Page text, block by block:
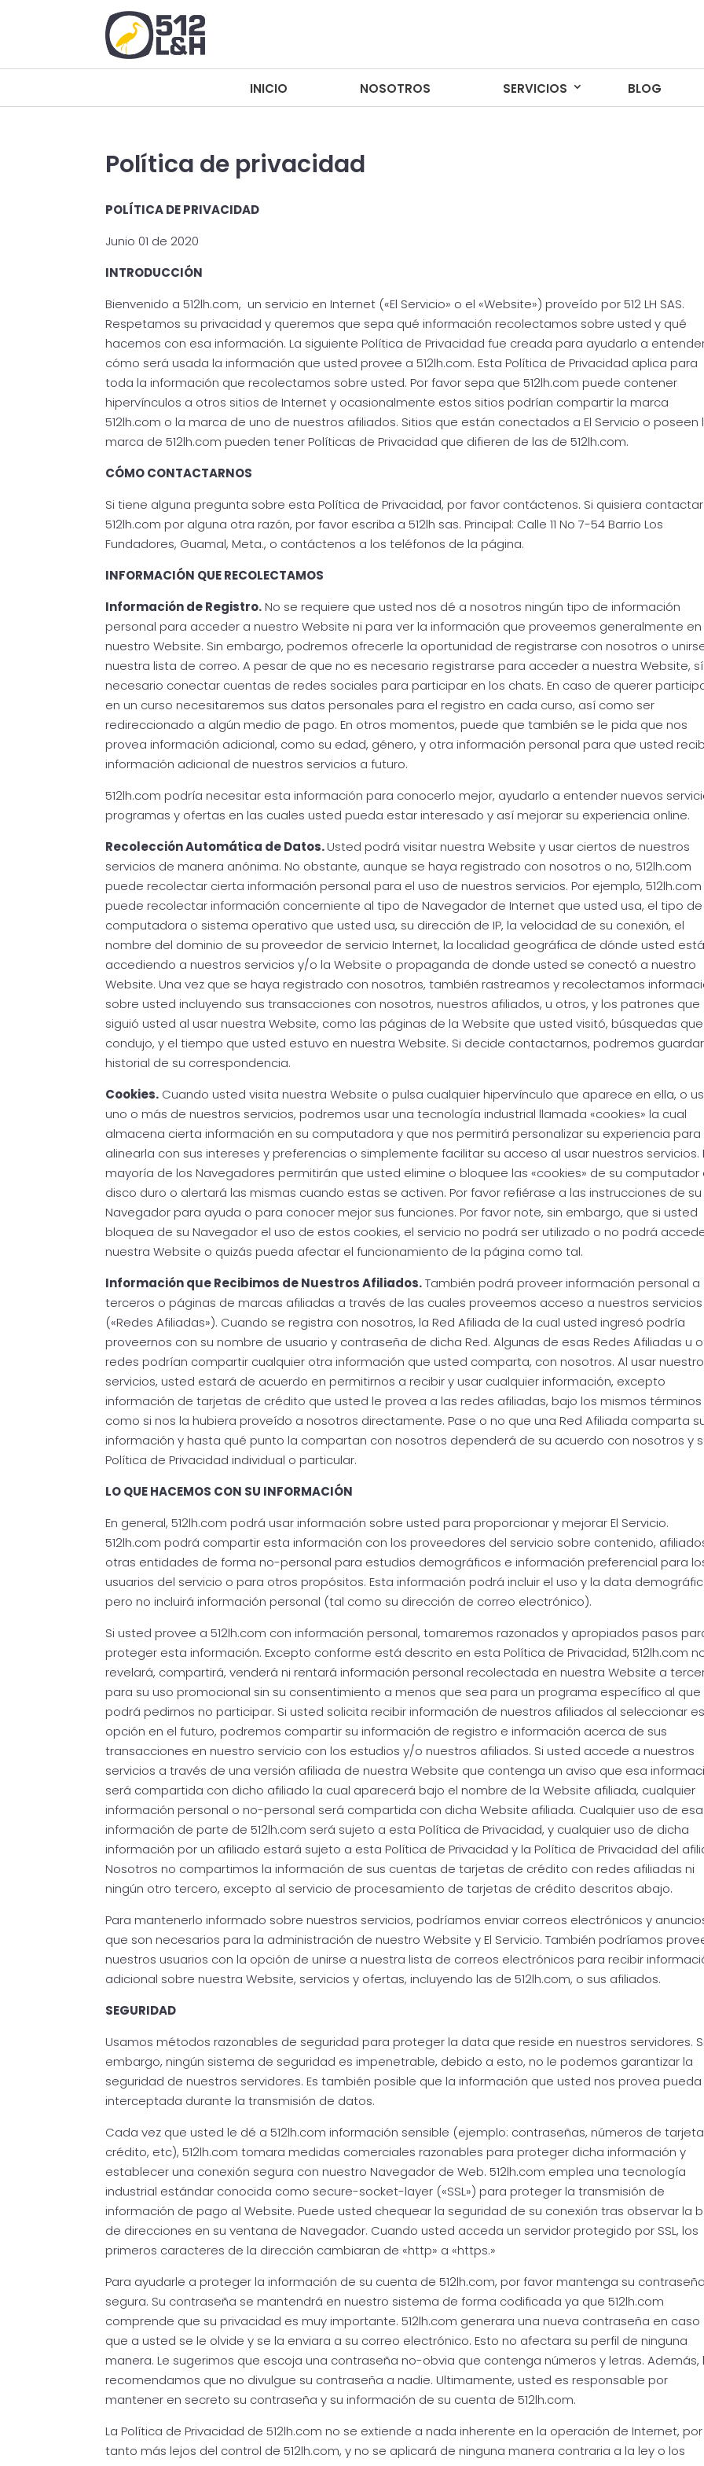
INICIO NOSOTROS SERVICIOS BLOG
INICIO NOSOTROS SERVICIOS BLOG
Política de privacidad
POLÍTICA DE PRIVACIDAD
Junio 01 de 2020
INTRODUCCIÓN
Bienvenido a 512lh.com, un servicio en Internet («El Servicio» o el «Website») proveído por 512 LH SAS.
Respetamos su privacidad y queremos que sepa qué información recolectamos sobre usted y qué
hacemos con esa información. La siguiente Política de Privacidad fue creada para ayudarlo a
cómo será usada la información que usted provee a 512lh.com. Esta Política de Privacidad aplica para
toda la información que recolectamos sobre usted. Por favor sepa que 512lh.com puede contener
hipervínculos a otros sitios de Internet y ocasionalmente estos sitios podrían compartir la marca
512lh.com o la marca de uno de nuestros afiliados. Sitios que están conectados a El Servicio o poseen
marca de 512lh.com pueden tener Políticas de Privacidad que difieren de las de 512lh.com.
CÓMO CONTACTARNOS
Si tiene alguna pregunta sobre esta Política de Privacidad, por favor contáctenos. Si quisiera
512lh.com por alguna otra razón, por favor escriba a 512lh sas. Principal: Calle 11 No 7-54 Barrio Los
Fundadores, Guamal, Meta., o contáctenos a los teléfonos de la página.
INFORMACIÓN QUE RECOLECTAMOS
Información de Registro.No se requiere que usted nos dé a nosotros ningún tipo de información
personal para acceder a nuestro Website ni para ver la información que proveemos generalmente en
nuestro Website. Sin embargo, podremos ofrecerle la oportunidad de registrarse con nosotros o
nuestra lista de correo. A pesar de que no es necesario registrarse para acceder a nuestra Website,
necesario conectar cuentas de redes sociales para participar en los chats. En caso de querer
en un curso necesitaremos sus datos personales para el registro en cada curso, así como ser
redireccionado a algún medio de pago. En otros momentos, puede que también se le pida que nos
provea información adicional, como su edad, género, y otra información personal para que usted
información adicional de nuestros servicios a futuro.
512lh.com podría necesitar esta información para conocerlo mejor, ayudarlo a entender nuevos
programas y ofertas en las cuales usted pueda estar interesado y así mejorar su experiencia online.
Recolección Automática de Datos.Usted podrá visitar nuestra Website y usar ciertos de nuestros
servicios de manera anónima. No obstante, aunque se haya registrado con nosotros o no, 512lh.com
puede recolectar cierta información personal para el uso de nuestros servicios. Por ejemplo, 512lh.com
puede recolectar información concerniente al tipo de Navegador de Internet que usted usa, el tipo de
computadora o sistema operativo que usted usa, su dirección de IP, la velocidad de su conexión, el
nombre del dominio de su proveedor de servicio Internet, la localidad geográfica de dónde usted está
accediendo a nuestros servicios y/o la Website o propaganda de donde usted se conectó a nuestro
Website. Una vez que se haya registrado con nosotros, también rastreamos y recolectamos
sobre usted incluyendo sus transacciones con nosotros, nuestros afiliados, u otros, y los patrones que
siguió usted al usar nuestra Website, como las páginas de la Website que usted visitó, búsquedas que
condujo, y el tiempo que usted estuvo en nuestra Website. Si decide contactarnos, podremos
historial de su correspondencia.
Cookies. Cuando usted visita nuestra Website o pulsa cualquier hipervínculo que aparece en ella, o
uno o más de nuestros servicios, podremos usar una tecnología industrial llamada «cookies» la cual
almacena cierta información en su computadora y que nos permitirá personalizar su experiencia para
alinearla con sus intereses y preferencias o simplemente facilitar su acceso al usar nuestros servicios.
mayoría de los Navegadores permitirán que usted elimine o bloquee las «cookies» de su computador
disco duro o alertará las mismas cuando estas se activen. Por favor refiérase a las instrucciones de su
Navegador para ayuda o para conocer mejor sus funciones. Por favor note, sin embargo, que si usted
bloquea de su Navegador el uso de estos cookies, el servicio no podrá ser utilizado o no podrá
nuestra Website o quizás pueda afectar el funcionamiento de la página como tal.
Información que Recibimos de Nuestros Afiliados.También podrá proveer información personal a
terceros o páginas de marcas afiliadas a través de las cuales proveemos acceso a nuestros servicios
(«Redes Afiliadas»). Cuando se registra con nosotros, la Red Afiliada de la cual usted ingresó podría
proveernos con su nombre de usuario y contraseña de dicha Red. Algunas de esas Redes Afiliadas u
redes podrían compartir cualquier otra información que usted comparta, con nosotros. Al usar
servicios, usted estará de acuerdo en permitirnos a recibir y usar cualquier información, excepto
información de tarjetas de crédito que usted le provea a las redes afiliadas, bajo los mismos términos
como si nos la hubiera proveído a nosotros directamente. Pase o no que una Red Afiliada comparta
información y hasta qué punto la compartan con nosotros dependerá de su acuerdo con nosotros y
Política de Privacidad individual o particular.
LO QUE HACEMOS CON SU INFORMACIÓN
En general, 512lh.com podrá usar información sobre usted para proporcionar y mejorar El Servicio.
512lh.com podrá compartir esta información con los proveedores del servicio sobre contenido,
otras entidades de forma no-personal para estudios demográficos e información preferencial para
usuarios del servicio o para otros propósitos. Esta información podrá incluir el uso y la data
pero no incluirá información personal (tal como su dirección de correo electrónico).
Si usted provee a 512lh.com con información personal, tomaremos razonados y apropiados pasos
proteger esta información. Excepto conforme está descrito en esta Política de Privacidad, 512lh.com
revelará, compartirá, venderá ni rentará información personal recolectada en nuestra Website a
para su uso promocional sin su consentimiento a menos que sea para un programa específico al que
podrá pedirnos no participar. Si usted solicita recibir información de nuestros afiliados al seleccionar
opción en el futuro, podremos compartir su información de registro e información acerca de sus
transacciones en nuestro servicio con los estudios y/o nuestros afiliados. Si usted accede a nuestros
servicios a través de una versión afiliada de nuestra Website que contenga un aviso que esa
será compartida con dicho afiliado la cual aparecerá bajo el nombre de la Website afiliada, cualquier
información personal o no-personal será compartida con dicha Website afiliada. Cualquier uso de esa
información de parte de 512lh.com será sujeto a esta Política de Privacidad, y cualquier uso de dicha
información por un afiliado estará sujeto a esta Política de Privacidad y la Política de Privacidad del
Nosotros no compartimos la información de sus cuentas de tarjetas de crédito con redes afiliadas ni
ningún otro tercero, excepto al servicio de procesamiento de tarjetas de crédito descritos abajo.
Para mantenerlo informado sobre nuestros servicios, podríamos enviar correos electrónicos y
que son necesarios para la administración de nuestro Website y El Servicio. También podríamos
nuestros usuarios con la opción de unirse a nuestra lista de correos electrónicos para recibir
adicional sobre nuestra Website, servicios y ofertas, incluyendo las de 512lh.com, o sus afiliados.
SEGURIDAD
Usamos métodos razonables de seguridad para proteger la data que reside en nuestros servidores.
embargo, ningún sistema de seguridad es impenetrable, debido a esto, no le podemos garantizar la
seguridad de nuestros servidores. Es también posible que la información que usted nos provea pueda
interceptada durante la transmisión de datos.
Cada vez que usted le dé a 512lh.com información sensible (ejemplo: contraseñas, números de
crédito, etc), 512lh.com tomara medidas comerciales razonables para proteger dicha información y
establecer una conexión segura con nuestro Navegador de Web. 512lh.com emplea una tecnología
industrial estándar conocida como secure-socket-layer («SSL») para proteger la transmisión de
información de pago al Website. Puede usted chequear la seguridad de su conexión tras observar la
de direcciones en su ventana de Navegador. Cuando usted acceda un servidor protegido por SSL, los
primeros caracteres de la dirección cambiaran de «http» a «https.»
Para ayudarle a proteger la información de su cuenta de 512lh.com, por favor mantenga su contraseña
segura. Su contraseña se mantendrá en nuestro sistema de forma codificada ya que 512lh.com
comprende que su privacidad es muy importante. 512lh.com generara una nueva contraseña en caso
que a usted se le olvide y se la enviara a su correo electrónico. Esto no afectara su perfil de ninguna
manera. Le sugerimos que escoja una contraseña no-obvia que contenga números y letras. Además,
recomendamos que no divulgue su contraseña a nadie. Ultimamente, usted es responsable por
mantener en secreto su contraseña y su información de su cuenta de 512lh.com.
La Política de Privacidad de 512lh.com no se extiende a nada inherente en la operación de Internet,
tanto más lejos del control de 512lh.com, y no se aplicará de ninguna manera contraria a la ley o los